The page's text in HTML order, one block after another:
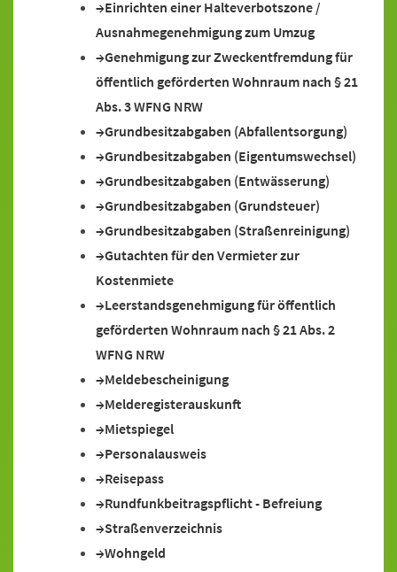
Einrichten einer Halteverbotszone /
Ausnahmegenehmigung zum Umzug
Genehmigung zur Zweckentfremdung für
öffentlich geförderten Wohnraum nach § 21
Abs. 3 WFNG NRW
Grundbesitzabgaben (Abfallentsorgung)
Grundbesitzabgaben (Eigentumswechsel)
Grundbesitzabgaben (Entwässerung)
Grundbesitzabgaben (Grundsteuer)
Grundbesitzabgaben (Straßenreinigung)
Gutachten für den Vermieter zur
Kostenmiete
Leerstandsgenehmigung für öffentlich
geförderten Wohnraum nach § 21 Abs. 2
WFNG NRW
Meldebescheinigung
Melderegisterauskunft
Mietspiegel
Personalausweis
Reisepass
Rundfunkbeitragspflicht - Befreiung
Straßenverzeichnis
Wohngeld